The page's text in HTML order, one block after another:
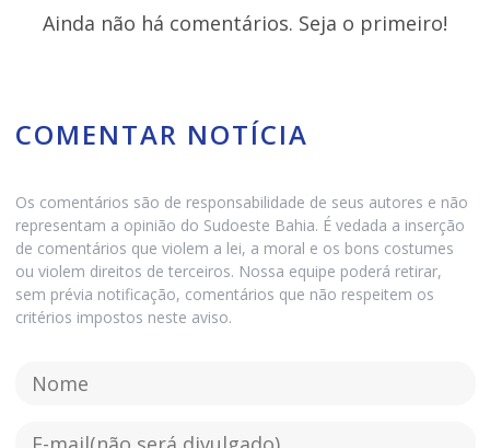
Ainda não há comentários. Seja o primeiro!
COMENTAR NOTÍCIA
Os comentários são de responsabilidade de seus autores e não
representam a opinião do Sudoeste Bahia. É vedada a inserção
de comentários que violem a lei, a moral e os bons costumes
ou violem direitos de terceiros. Nossa equipe poderá retirar,
sem prévia notificação, comentários que não respeitem os
critérios impostos neste aviso.